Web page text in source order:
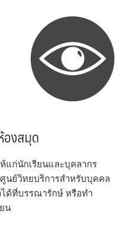
องสมุด
แก่นักเรียนและบุคลากร
นย์วิทยบริการสำหรับบุคคล
ด้ที่บรรณารักษ์ หรือทำ
น